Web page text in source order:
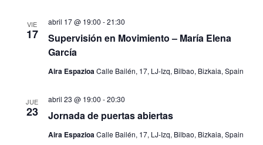
VIE
17
Supervisión en Movimiento – María Elena
García
abril 17 @ 19:00 -21:30
Aira EspazioaCalle Bailén, 17, LJ-Izq, Bilbao, Bizkaia, Spain
JUE
23 Jornada de puertas abiertas
abril 23 @ 19:00 -20:30
Aira EspazioaCalle Bailén, 17, LJ-Izq, Bilbao, Bizkaia, Spain